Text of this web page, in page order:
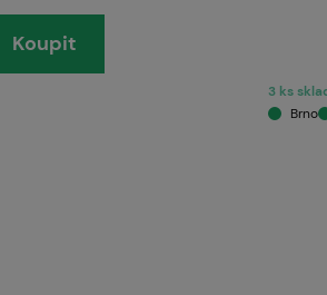
Koupit
3 ks
Brno